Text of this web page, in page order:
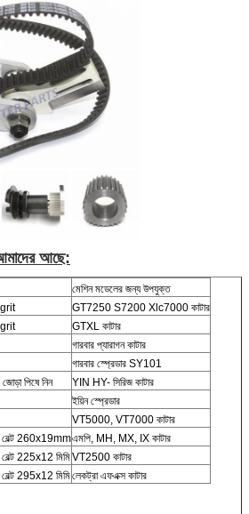
আমাদের আছে:
মেশিন মডেলের জন্য উপযুক্ত
GT7250 S7200 Xlc7000 কাটার
GTXL কাটার
গারবার প্যারাগন কাটার
গারবার স্প্রেডার SY101
পিষে নিন
YIN HY- সিরিজ কাটার
ইয়িন স্প্রেডার
VT5000, VT7000 কাটার
বেল্ট 260x19mmএমপি, MH, MX, IX কাটার
বেল্ট 225x12 মিমিVT2500 কাটার
বেল্ট 295x12 মিমিলেকট্রা এফএক্স কাটার